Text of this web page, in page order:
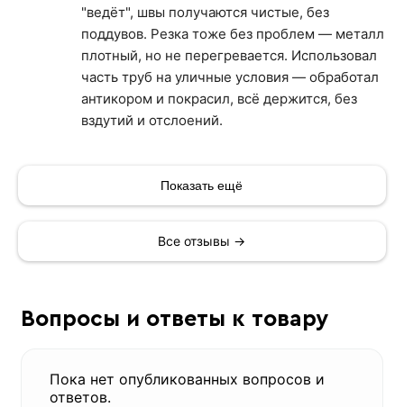
"ведёт", швы получаются чистые, без
поддувов. Резка тоже без проблем — металл
плотный, но не перегревается. Использовал
часть труб на уличные условия — обработал
антикором и покрасил, всё держится, без
вздутий и отслоений.
Показать ещё
Все отзывы →
Вопросы и ответы к товару
Пока нет опубликованных вопросов и
ответов.